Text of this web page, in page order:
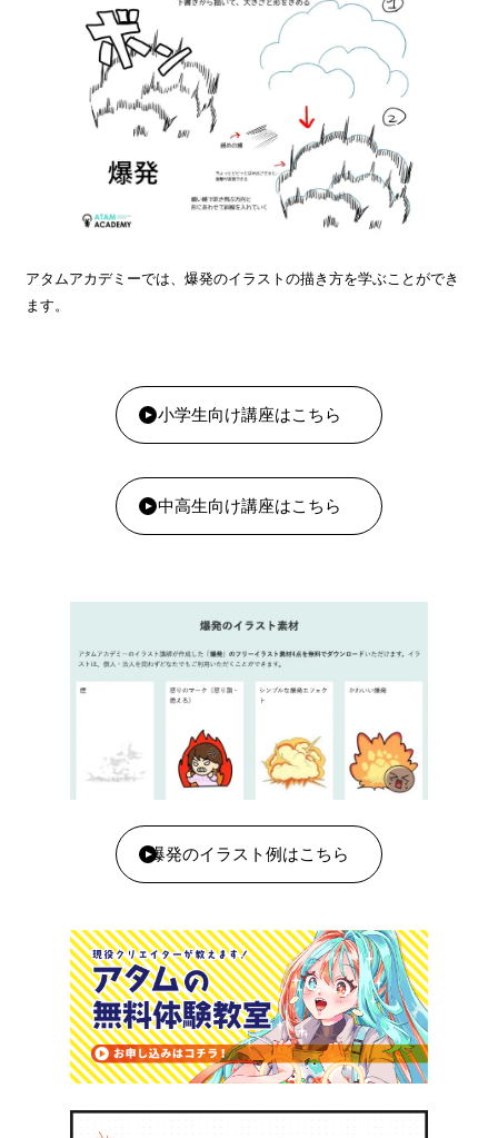
アタムアカデミーでは、爆発のイラストの描き方を学ぶことができ
ます。
小学生向け講座はこちら
中高生向け講座はこちら
爆発のイラスト例はこちら